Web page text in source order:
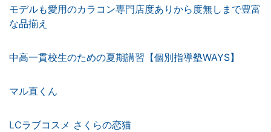
モデルも愛用のカラコン専門店度ありから度無しまで豊富
な品揃え
中高一貫校生のための夏期講習【個別指導塾WAYS】
マル直くん
LCラブコスメ さくらの恋猫